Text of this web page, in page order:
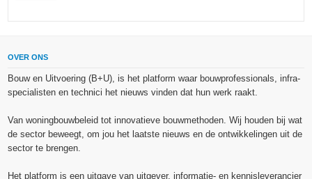
OVER ONS
Bouw en Uitvoering (B+U), is het platform waar bouwprofessionals, infra-
specialisten en technici het nieuws vinden dat hun werk raakt.
Van woningbouwbeleid tot innovatieve bouwmethoden. Wij houden bij wat
de sector beweegt, om jou het laatste nieuws en de ontwikkelingen uit de
sector te brengen.
Het platform is een uitgave van uitgever, informatie- en kennisleverancier